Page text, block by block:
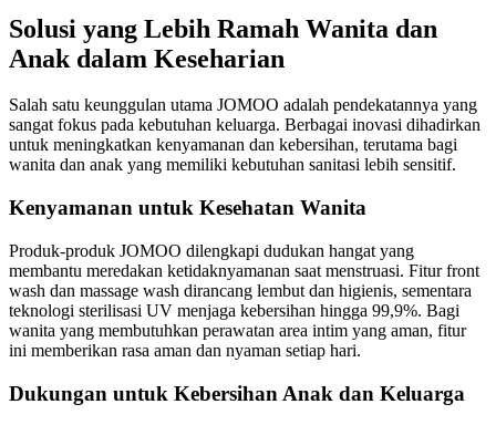
Solusi yang Lebih Ramah Wanita dan
Anak dalam Keseharian
Salah satu keunggulan utama JOMOO adalah pendekatannya yang
sangat fokus pada kebutuhan keluarga. Berbagai inovasi dihadirkan
untuk meningkatkan kenyamanan dan kebersihan, terutama bagi
wanita dan anak yang memiliki kebutuhan sanitasi lebih sensitif.
Kenyamanan untuk Kesehatan Wanita
Produk-produk JOMOO dilengkapi dudukan hangat yang
membantu meredakan ketidaknyamanan saat menstruasi. Fitur front
wash dan massage wash dirancang lembut dan higienis, sementara
teknologi sterilisasi UV menjaga kebersihan hingga 99,9%. Bagi
wanita yang membutuhkan perawatan area intim yang aman, fitur
ini memberikan rasa aman dan nyaman setiap hari.
Dukungan untuk Kebersihan Anak dan Keluarga